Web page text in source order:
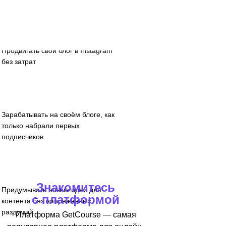
Продвигать свой блог в Instagram*
без затрат
Зарабатывать на своём блоге, как
только набрали первых
подписчиков
Придумывать новые идеи для
контента без напряжённых
раздумий
Знакомитесь
с платформой
Платформа GetCourse — самая